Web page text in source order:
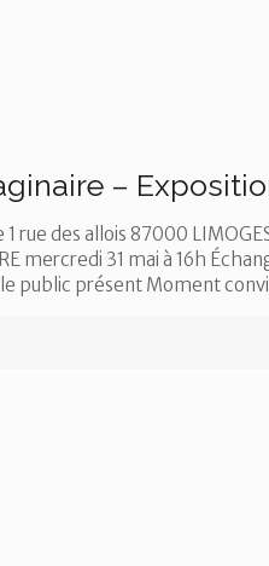
–
rue des allois 87000
mercredi 31 mai à 16h
public présent Moment